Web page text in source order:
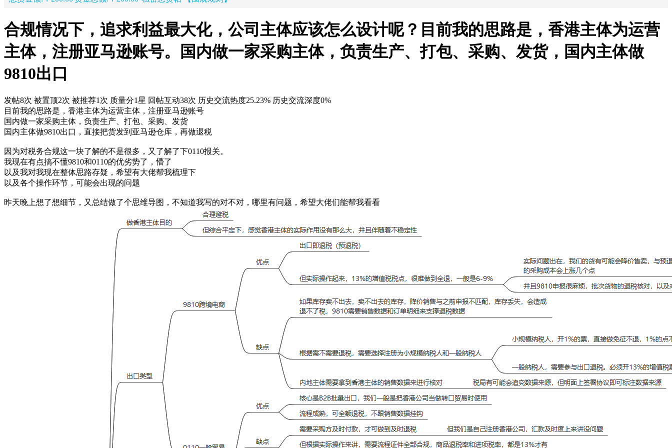
合规情况下，追求利益最大化，公司主体应该怎么设计呢？目前我的思路是，香港主体为运营
主体，注册亚马逊账号。国内做一家采购主体，负责生产、打包、采购、发货，国内主体做
9810出口
发帖8次 被置顶2次 被推荐1次 质量分1星 回帖互动38次 历史交流热度25.23% 历史交流深度0%
目前我的思路是，香港主体为运营主体，注册亚马逊账号
国内做一家采购主体，负责生产、打包、采购、发货
国内主体做9810出口，直接把货发到亚马逊仓库，再做退税
因为对税务合规这一块了解的不是很多，又了解了下0110报关。
我现在有点搞不懂9810和0110的优劣势了，懵了
以及我对我现在整体思路存疑，希望有大佬帮我梳理下
以及各个操作环节，可能会出现的问题
昨天晚上想了想细节，又总结做了个思维导图，不知道我写的对不对，哪里有问题，希望大佬们能帮我看看